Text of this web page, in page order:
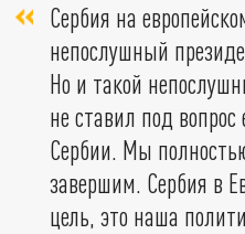
Сербия на
непослушный
Но и такой
не ставил под вопрос
Сербии. Мы
завершим. Сербия в
цель, это наша